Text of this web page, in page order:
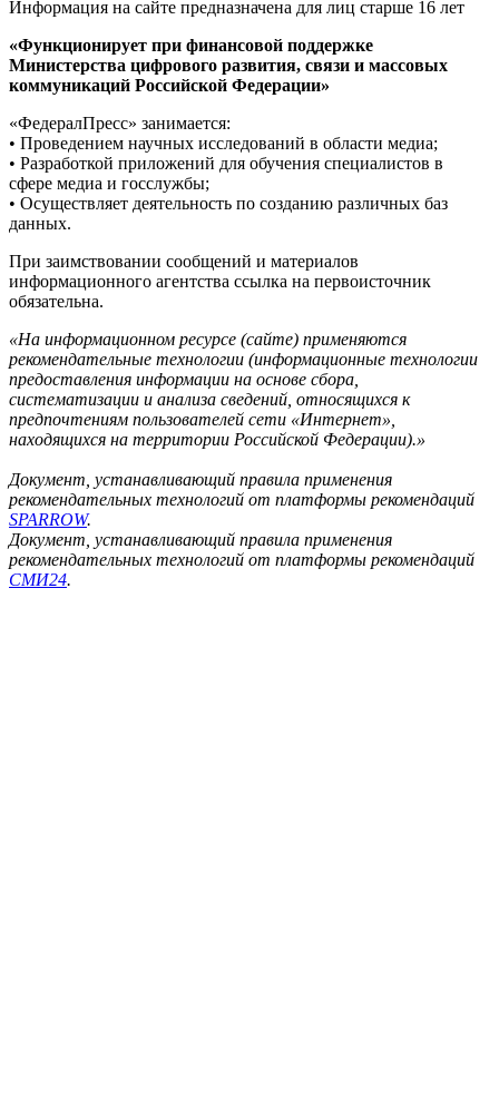
Информация на сайте предназначена для лиц старше 16 лет
«Функционирует при финансовой поддержке
Министерства цифрового развития, связи и массовых
коммуникаций Российской Федерации»
«ФедералПресс» занимается:
• Проведением научных исследований в области медиа;
• Разработкой приложений для обучения специалистов в
сфере медиа и госслужбы;
• Осуществляет деятельность по созданию различных баз
данных.
При заимствовании сообщений и материалов
информационного агентства ссылка на первоисточник
обязательна.
«На информационном ресурсе (сайте) применяются
рекомендательные технологии (информационные технологии
предоставления информации на основе сбора,
систематизации и анализа сведений, относящихся к
предпочтениям пользователей сети «Интернет»,
находящихся на территории Российской Федерации).»
Документ, устанавливающий правила применения
рекомендательных технологий от платформы рекомендаций
SPARROW.
Документ, устанавливающий правила применения
рекомендательных технологий от платформы рекомендаций
СМИ24.